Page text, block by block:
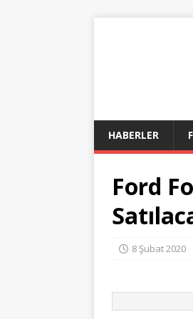
HABERLER
Ford
8 Şubat 2020